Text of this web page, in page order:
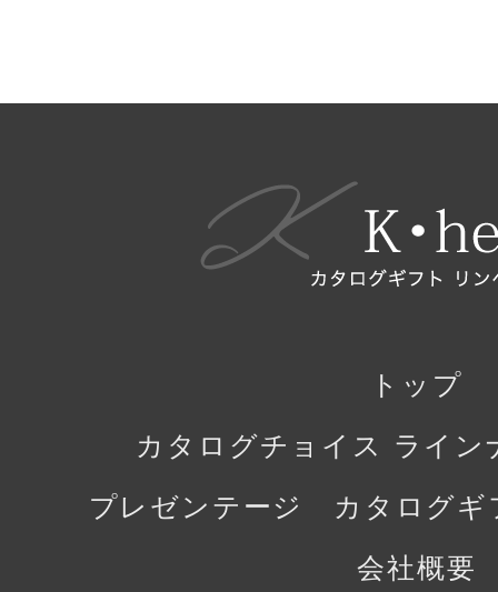
トップ
カタログチョイス ライン
プレゼンテージ カタログギ
会社概要